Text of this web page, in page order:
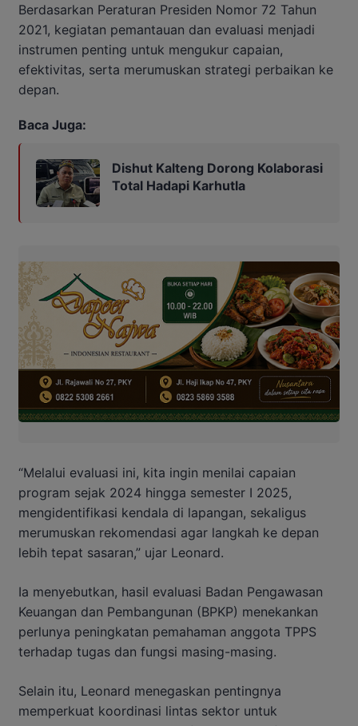
Berdasarkan Peraturan Presiden Nomor 72 Tahun
2021, kegiatan pemantauan dan evaluasi menjadi
instrumen penting untuk mengukur capaian,
efektivitas, serta merumuskan strategi perbaikan ke
depan.
Baca Juga:
Dishut Kalteng Dorong Kolaborasi
Total Hadapi Karhutla
“Melalui evaluasi ini, kita ingin menilai capaian
program sejak 2024 hingga semester I 2025,
mengidentifikasi kendala di lapangan, sekaligus
merumuskan rekomendasi agar langkah ke depan
lebih tepat sasaran,” ujar Leonard.
Ia menyebutkan, hasil evaluasi Badan Pengawasan
Keuangan dan Pembangunan (BPKP) menekankan
perlunya peningkatan pemahaman anggota TPPS
terhadap tugas dan fungsi masing-masing.
Selain itu, Leonard menegaskan pentingnya
memperkuat koordinasi lintas sektor untuk